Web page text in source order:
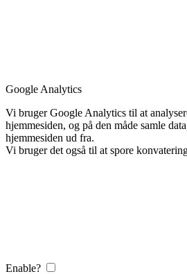
Google Analytics
Vi bruger Google Analytics til at
hjemmesiden, og på den måde samle
hjemmesiden ud fra.
Vi bruger det også til at spore
Enable?